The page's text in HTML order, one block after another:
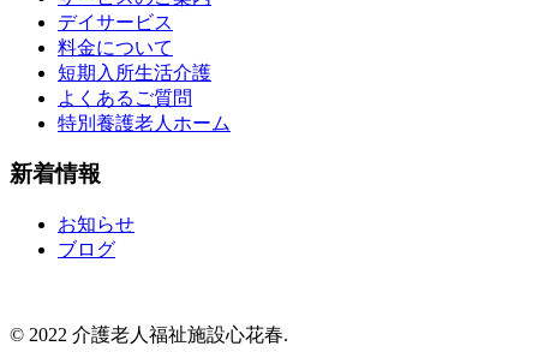
デイサービス
料金について
短期入所生活介護
よくあるご質問
特別養護老人ホーム
新着情報
お知らせ
ブログ
© 2022 介護老人福祉施設心花春.